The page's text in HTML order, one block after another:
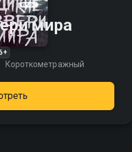
мира
Короткометражный